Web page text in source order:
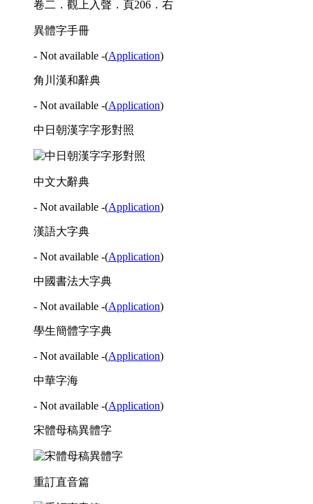
卷二．觀上入聲．頁206．右
異體字手冊
- Not available -(Application)
角川漢和辭典
- Not available -(Application)
中日朝漢字字形對照
中文大辭典
- Not available -(Application)
漢語大字典
- Not available -(Application)
中國書法大字典
- Not available -(Application)
學生簡體字字典
- Not available -(Application)
中華字海
- Not available -(Application)
宋體母稿異體字
重訂直音篇